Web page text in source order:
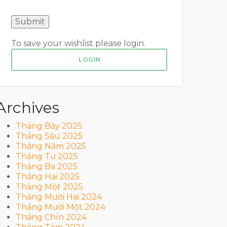
To save your wishlist please login.
LOGIN
Tháng Bảy 2025
Tháng Sáu 2025
Tháng Năm 2025
Tháng Tư 2025
Tháng Ba 2025
Tháng Hai 2025
Tháng Một 2025
Tháng Mười Hai 2024
Tháng Mười Một 2024
Tháng Chín 2024